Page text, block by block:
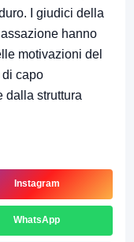
I giudici della
hanno
motivazioni del
capo
dalla struttura
Instagram
WhatsApp